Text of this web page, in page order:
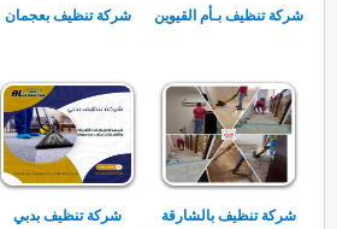
شركة تنظيف بـأم القيوين شركة تنظيف بعجمان
شركة تنظيف بالشارقة شركة تنظيف بدبي